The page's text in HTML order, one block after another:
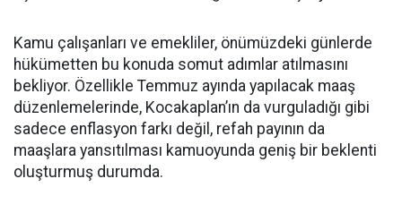
Kamu çalışanları ve emekliler, önümüzdeki günlerde
hükümetten bu konuda somut adımlar atılmasını
bekliyor. Özellikle Temmuz ayında yapılacak maaş
düzenlemelerinde, Kocakaplan’ın da vurguladığı gibi
sadece enflasyon farkı değil, refah payının da
maaşlara yansıtılması kamuoyunda geniş bir beklenti
oluşturmuş durumda.